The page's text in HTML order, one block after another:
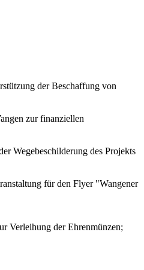
der Beschaffung von
zur finanziellen
Wegebeschilderung des Projekts
für den Flyer "Wangener
Verleihung der Ehrenmünzen;